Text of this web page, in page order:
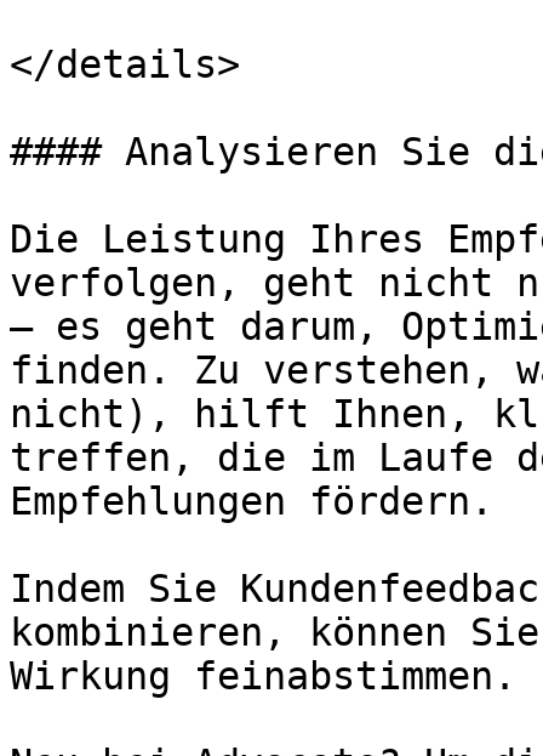
</details>
#### Analysieren Sie
Die Leistung Ihres
verfolgen, geht nicht
— es geht darum,
finden. Zu verstehen,
nicht), hilft Ihnen,
treffen, die im Laufe
Empfehlungen fördern.
Indem Sie
kombinieren, können
Wirkung feinabstimmen.